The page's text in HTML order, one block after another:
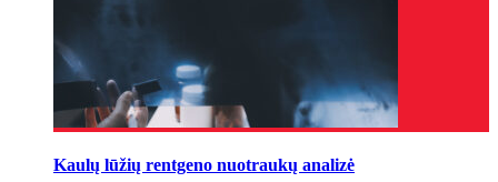
Kaulų lūžių rentgeno nuotraukų analizė